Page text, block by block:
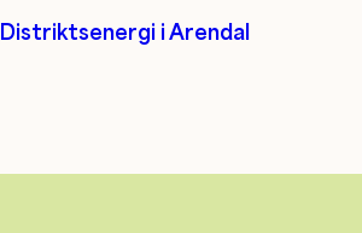
Distriktsenergi i Arendal